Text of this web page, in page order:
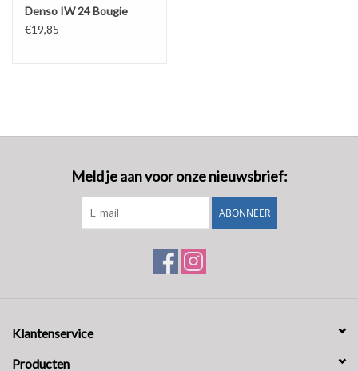
Denso IW 24 Bougie
€19,85
Meld je aan voor onze nieuwsbrief:
ABONNEER
Klantenservice
Producten